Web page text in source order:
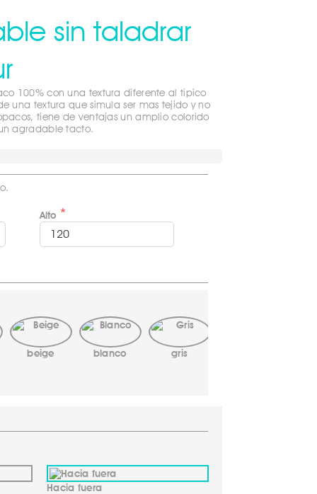
sin taladrar
100% con una textura diferente al típico
una textura que simula ser mas tejido y no
tiene de ventajas un amplio colorido
agradable tacto.
Alto
beige blanco
gris
Hacia fuera